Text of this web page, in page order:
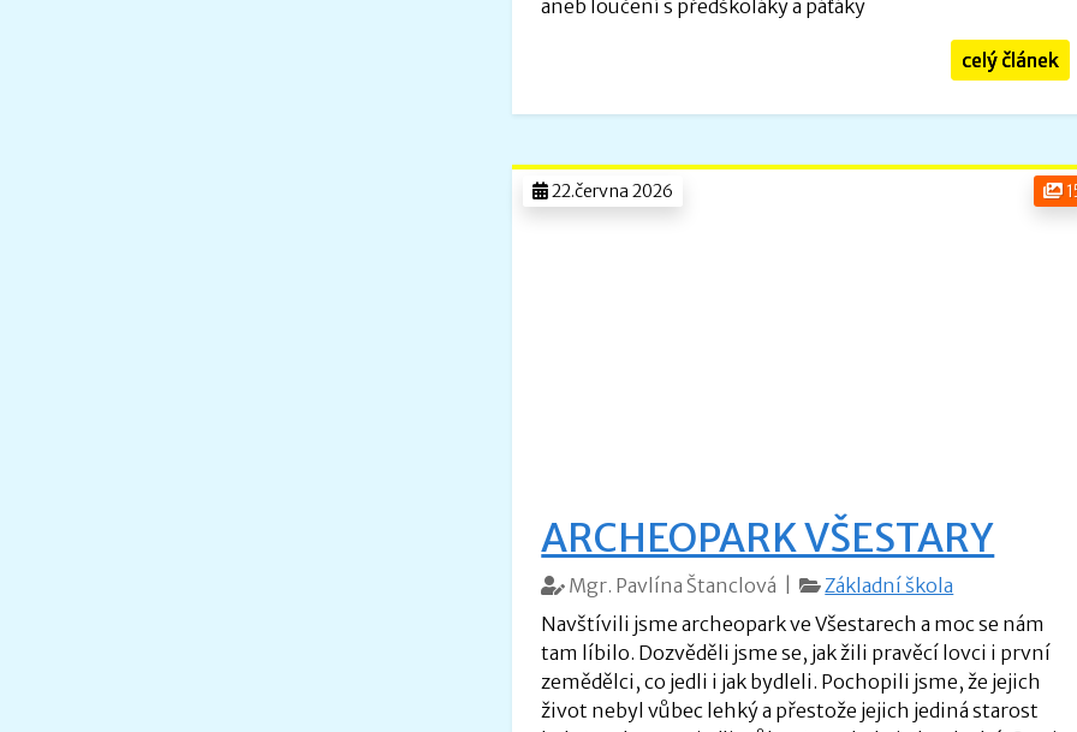
aneb loučení s předškoláky a páťáky
celý článek
22.června 2026
ARCHEOPARK VŠESTARY
Mgr. Pavlína Štanclová |
Základní škola
Navštívili jsme archeopark ve Všestarech a moc se nám
tam líbilo. Dozvěděli jsme se, jak žili pravěcí lovci i první
zemědělci, co jedli i jak bydleli. Pochopili jsme, že jejich
život nebyl vůbec lehký a přestože jejich jediná starost